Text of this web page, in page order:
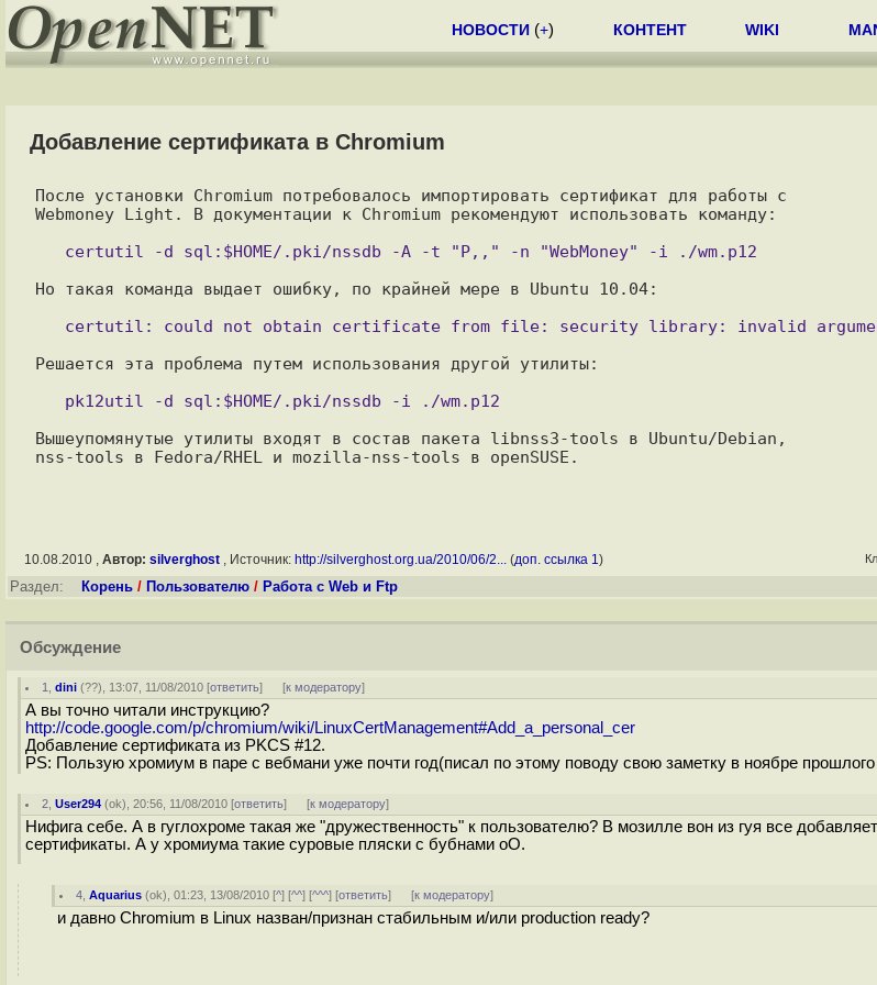
НОВОСТИ (+) КОНТЕНТ WIKI
Добавление сертификата в Chromium
После установки Chromium потребовалось импортировать сертификат для работы с
Webmoney Light. В документации к Chromium рекомендуют использовать команду:
Но такая команда выдает ошибку, по крайней мере в Ubuntu 10.04:
Решается эта проблема путем использования другой утилиты:
Вышеупомянутые утилиты входят в состав пакета libnss3-tools в Ubuntu/Debian,
10.08.2010 , Автор: silverghost, Источник: http://silverghost.org.ua/2010/06/2...(доп. ссылка 1)
Раздел: Корень / Пользователю / Работа с Web и Ftp
Обсуждение
1 ,dini (??), 13:07, 11/08/2010 [ответить] [к модератору]
А вы точно читали инструкцию?
http://code.google.com/p/chromium/wiki/LinuxCertManagement#Add_a_personal_cer
Добавление сертификата из PKCS #12.
PS: Пользую хромиум в паре с вебмани уже почти год(писал по этому поводу свою заметку в ноябре прошлого
2 ,User294 (ok), 20:56, 11/08/2010 [ответить] [к модератору]
Нифига себе. А в гуглохроме такая же "дружественность" к пользователю? В мозилле вон из гуя все
сертификаты. А у хромиума такие суровые пляски с бубнами oO.
4 ,Aquarius (ok), 01:23, 13/08/2010 [^] [^^] [^^^] [ответить] [к модератору]
и давно Chromium в Linux назван/признан стабильным и/или production ready?